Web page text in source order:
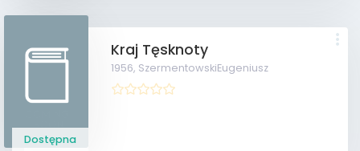
Dostępna
Kraj Tęsknoty
1956, SzermentowskiEugeniusz